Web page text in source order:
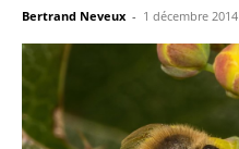
Bertrand Neveux - 1 décembre 2014